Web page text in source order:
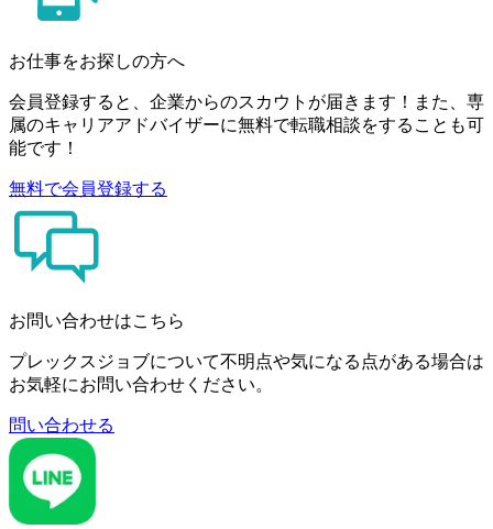
お仕事をお探しの方へ
会員登録すると、企業からのスカウトが届きます！また、専
属のキャリアアドバイザーに無料で転職相談をすることも可
能です！
無料で会員登録する
お問い合わせはこちら
プレックスジョブについて不明点や気になる点がある場合は
お気軽にお問い合わせください。
問い合わせる